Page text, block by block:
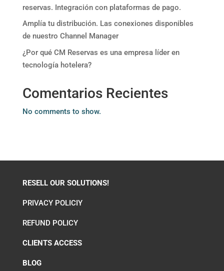
reservas. Integración con plataformas de pago.
Amplía tu distribución. Las conexiones disponibles
de nuestro Channel Manager
¿Por qué CM Reservas es una empresa líder en
tecnología hotelera?
Comentarios Recientes
No comments to show.
RESELL OUR SOLUTIONS!
PRIVACY POLICIY
REFUND POLICY
CLIENTS ACCESS
BLOG